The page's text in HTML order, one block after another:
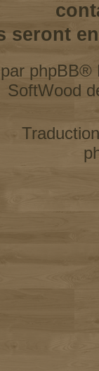
seront
phpBB®
SoftWood